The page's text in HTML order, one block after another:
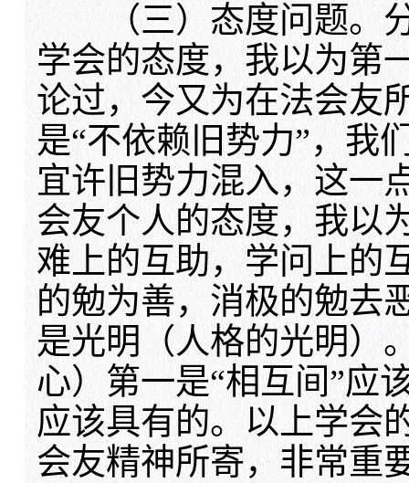
（三）态度问题。分
学会的态度，我以为第
论过，今又为在法会友
是“不依赖旧势力”，我
宜许旧势力混入，这一
会友个人的态度，我以
难上的互助，学问上的
的勉为善，消极的勉去
是光明（人格的光明）
心）第一是“相互间”应
应该具有的。以上学会
会友精神所寄，非常重